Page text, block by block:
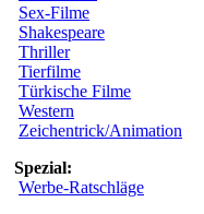
Sex-Filme
Shakespeare
Thriller
Tierfilme
Türkische Filme
Western
Zeichentrick/Animation
Spezial:
Werbe-Ratschläge